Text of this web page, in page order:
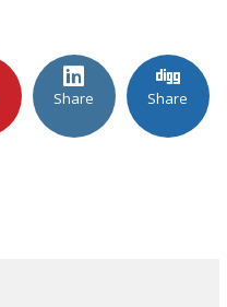
Share Share